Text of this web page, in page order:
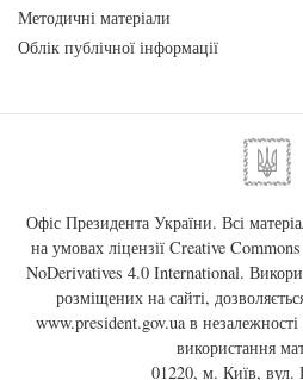
Методичні матеріали
Облік публічної інформації
Офіс Президента України. Всі
на умовах ліцензії Creative
NoDerivatives 4.0 International.
розміщених на сайті,
www.president.gov.uaв незалежності
використання
01220, м. Київ, вул.